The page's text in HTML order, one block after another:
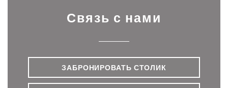
Связь с нами
ЗАБРОНИРОВАТЬ СТОЛИК